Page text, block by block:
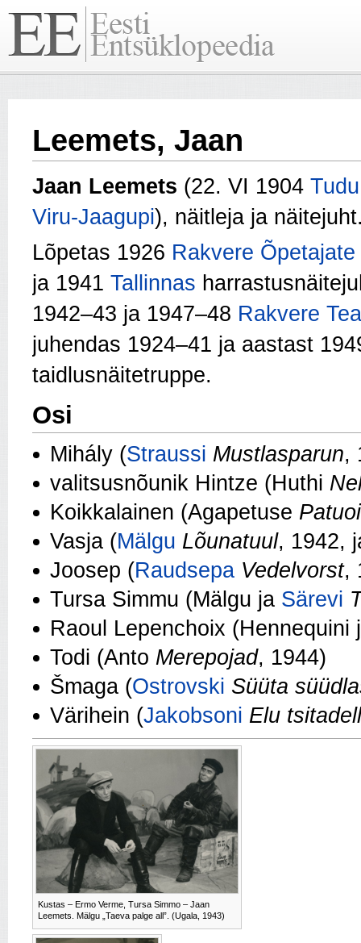
Leemets, Jaan
Jaan Leemets (22. VI 1904
Viru‑Jaagupi), näitleja ja
Lõpetas 1926 Rakvere
ja 1941 Tallinnas
1942–43 ja 1947–48 Rakvere
juhendas 1924–41 ja aastast
taidlusnäitetruppe.
Osi
Mihály (Straussi Mustlasparun,
valitsusnõunik Hintze (Huthi
Koikkalainen (Agapetuse
Vasja (Mälgu Lõunatuul, 1942,
Joosep (Raudsepa Vedelvorst,
Tursa Simmu (Mälgu ja Särevi
Raoul Lepenchoix
Todi (Anto Merepojad, 1944)
Šmaga (Ostrovski Süüta
Värihein (Jakobsoni Elu
Kustas – Ermo Verme, Tursa Simmo – Jaan
Leemets. Mälgu „Taeva palge all”. (Ugala, 1943)